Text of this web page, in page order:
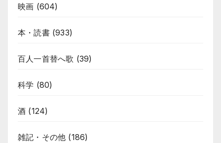
映画 (604)
本・読書(933)
百人一首替へ歌 (39)
科学 (80)
酒 (124)
雑記・その他 (186)